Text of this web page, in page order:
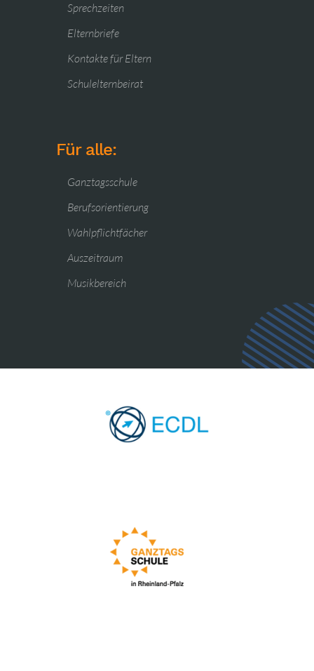
Sprechzeiten
Elternbriefe
Kontakte für Eltern
Schulelternbeirat
Für alle:
Ganztagsschule
Berufsorientierung
Wahlpflichtfächer
Auszeitraum
Musikbereich